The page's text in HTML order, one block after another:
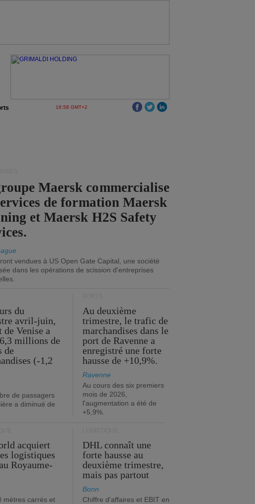
16:58 GMT+2
Maersk commercialise
de formation Maersk
et Maersk H2S Safety
vendues à US Open Gate Capital, une société
dans les opérations de scission d'entreprises
du
avril-juin,
de Venise a
millions de
de
(-1,2
de passagers
a diminué de
Au deuxième
trimestre, le trafic de
marchandises dans le
port de Ravenne a
enregistré une forte
hausse de +10,9%.
Ravenne
Au cours des six premiers
mois de 2026,
l'augmentation a été de
+5,9%.
acquiert
logistiques
Royaume-
mètres carrés et
DHL connaît une
forte hausse au
deuxième trimestre,
mais pas partout
Bonn
Chiffre d'affaires et EBIT en